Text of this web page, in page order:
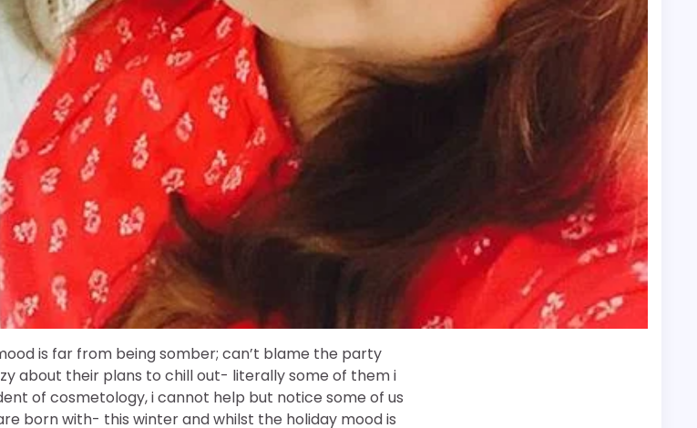
is far from being somber; can’t blame the party
about their plans to chill out- literally some of them i
of cosmetology, i cannot help but notice some of us
born with- this winter and whilst the holiday mood is